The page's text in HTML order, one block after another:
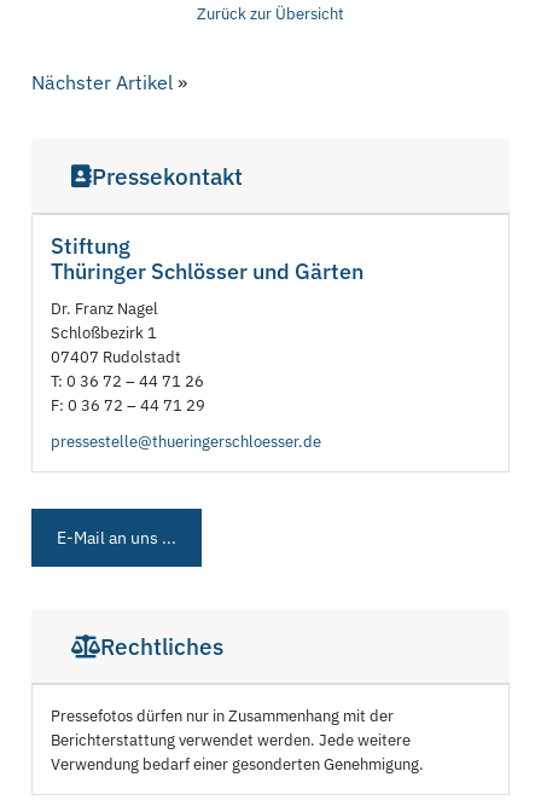
Zurück zur Übersicht
Nächster Artikel »
Pressekontakt
Stiftung
Thüringer Schlösser und Gärten
Dr. Franz Nagel
Schloßbezirk 1
07407 Rudolstadt
T: 0 36 72 – 44 71 26
F: 0 36 72 – 44 71 29
pressestelle@thueringerschloesser.de
E-Mail an uns ...
Rechtliches
Pressefotos dürfen nur in Zusammenhang mit der
Berichterstattung verwendet werden. Jede weitere
Verwendung bedarf einer gesonderten Genehmigung.